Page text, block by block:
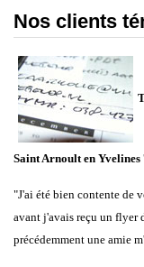
Nos clients
Saint Arnoult en Yvelines
"J'ai été bien contente de
avant j'avais reçu un flyer
précédemment une amie